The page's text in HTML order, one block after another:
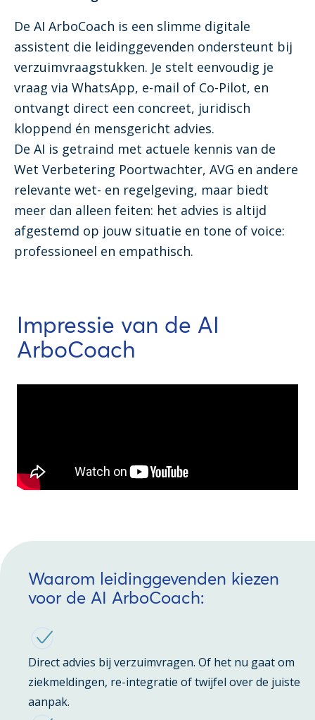
De AI ArboCoach is een slimme digitale
assistent die leidinggevenden ondersteunt bij
verzuimvraagstukken. Je stelt eenvoudig je
vraag via WhatsApp, e-mail of Co-Pilot, en
ontvangt direct een concreet, juridisch
kloppend én mensgericht advies.
De AI is getraind met actuele kennis van de
Wet Verbetering Poortwachter, AVG en andere
relevante wet- en regelgeving, maar biedt
meer dan alleen feiten: het advies is altijd
afgestemd op jouw situatie en tone of voice:
professioneel en empathisch.
Impressie van de AI
ArboCoach
Waarom leidinggevenden kiezen
voor de AI ArboCoach:
Direct advies bij verzuimvragen. Of het nu gaat om
ziekmeldingen, re-integratie of twijfel over de juiste
aanpak.